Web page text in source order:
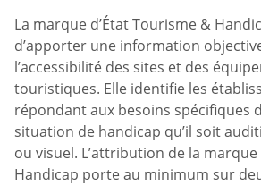
La marque d’État Tourisme &
d’apporter une information
l’accessibilité des sites et des
touristiques. Elle identifie les
répondant aux besoins spécifiques
situation de handicap qu’il soit
ou visuel. L’attribution de la
Handicap porte au minimum sur